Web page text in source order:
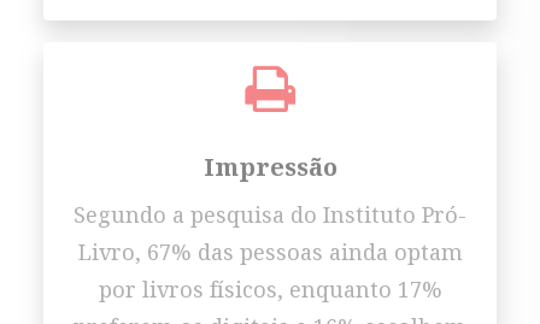
Impressão
Segundo a pesquisa do Instituto Pró-
Livro, 67% das pessoas ainda optam
por livros físicos, enquanto 17%